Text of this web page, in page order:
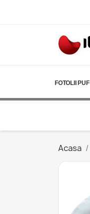
FOTOLII PUF
Acasa